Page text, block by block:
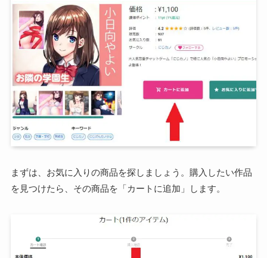
まずは、お気に入りの商品を探しましょう。購入したい作品
を見つけたら、その商品を「カートに追加」します。